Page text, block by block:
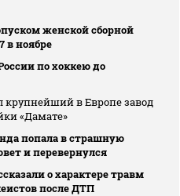
женской сборной
в ноябре
по хоккею до
крупнейший в Европе завод
«Дамате»
попала в страшную
и перевернулся
о характере травм
после ДТП